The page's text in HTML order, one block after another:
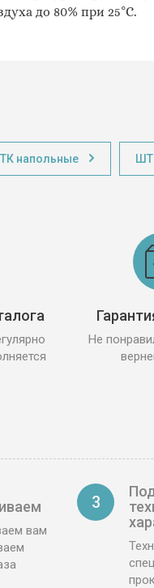
до 80% при 25°С.
напольные
Не
вам
3